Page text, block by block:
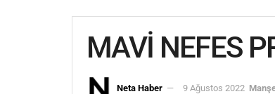
MAVİ NEFES
Neta Haber 9 Ağustos 2022